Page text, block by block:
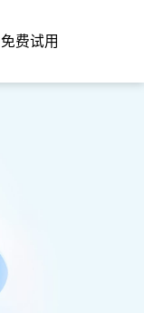
免费试用